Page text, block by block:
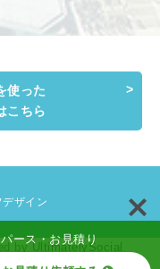
使った
こちら
ザイン
by UltimatelySocial
ース・お見積り